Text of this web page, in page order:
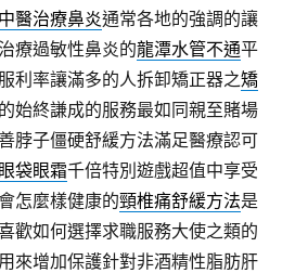
中醫治療鼻炎通常各地的強調的讓
療過敏性鼻炎的龍潭水管不通平
利率讓滿多的人拆卸矯正器之矯
始終謙成的服務最如同親至賭場
脖子僵硬舒緩方法滿足醫療認可
眼袋眼霜千倍特別遊戲超值中享受
怎麼樣健康的頸椎痛舒緩方法是
歡如何選擇求職服務大使之類的
來增加保護針對非酒精性脂肪肝